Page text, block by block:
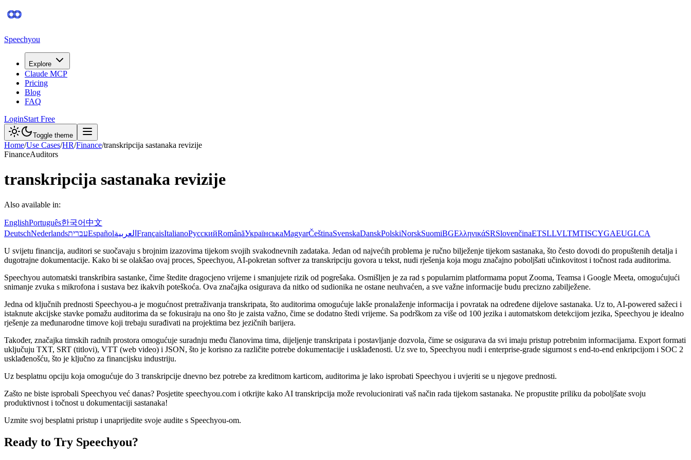
Speechyou
Explore
Claude MCP
Pricing
Blog
FAQ
LoginStart Free
Toggle theme
Home/Use Cases/HR/Finance/transkripcija sastanaka revizije
FinanceAuditors
transkripcija sastanaka revizije
Also available in:
EnglishPortuguês한국어中文
DeutschNederlandsעבריתEspañolالعربية FrançaisItalianoРусскийRomânăУкраїнськаMagyarČeštinaSvenskaDanskPolskiNorskSuomiBGΕλληνικάSRSlovenčinaETSLLVLTMTISCYGAEUGLCA
U svijetu financija, auditori se suočavaju s brojnim izazovima tijekom svojih svakodnevnih zadataka. Jedan od najvećih problema je ručno bilježenje tijekom sastanaka, što često dovodi do propuštenih detalja i
dugotrajne dokumentacije. Kako bi se olakšao ovaj proces, Speechyou, AI-pokretan softver za transkripciju govora u tekst, nudi rješenja koja mogu značajno poboljšati učinkovitost i točnost rada auditorima.
Speechyou automatski transkribira sastanke, čime štedite dragocjeno vrijeme i smanjujete rizik od pogrešaka. Osmišljen je za rad s popularnim platformama poput Zooma, Teamsa i Google Meeta, omogućujući
snimanje zvuka s mikrofona i sustava bez ikakvih poteškoća. Ova značajka osigurava da nitko od sudionika ne ostane neuhvaćen, a sve važne informacije budu precizno zabilježene.
Jedna od ključnih prednosti Speechyou-a je mogućnost pretraživanja transkripata, što auditorima omogućuje lakše pronalaženje informacija i povratak na određene dijelove sastanaka. Uz to, AI-powered sažeci i
istaknute akcijske stavke pomažu auditorima da se fokusiraju na ono što je zaista važno, čime se dodatno štedi vrijeme. Sa podrškom za više od 100 jezika i automatskom detekcijom jezika, Speechyou je idealno
rješenje za međunarodne timove koji trebaju surađivati na projektima bez jezičnih barijera.
Također, značajka timskih radnih prostora omogućuje suradnju među članovima tima, dijeljenje transkripata i postavljanje dozvola, čime se osigurava da svi imaju pristup potrebnim informacijama. Export formati
uključuju TXT, SRT (titlovi), VTT (web video) i JSON, što je korisno za različite potrebe dokumentacije i usklađenosti. Uz sve to, Speechyou nudi i enterprise-grade sigurnost s end-to-end enkripcijom i SOC 2
usklađenošću, što je ključno za financijsku industriju.
Uz besplatnu opciju koja omogućuje do 3 transkripcije dnevno bez potrebe za kreditnom karticom, auditorima je lako isprobati Speechyou i uvjeriti se u njegove prednosti.
Zašto ne biste isprobali Speechyou već danas? Posjetite speechyou.com i otkrijte kako AI transkripcija može revolucionirati vaš način rada tijekom sastanaka. Ne propustite priliku da poboljšate svoju
produktivnost i točnost u dokumentaciji sastanaka!
Uzmite svoj besplatni pristup i unaprijedite svoje audite s Speechyou-om.
Ready to Try Speechyou?